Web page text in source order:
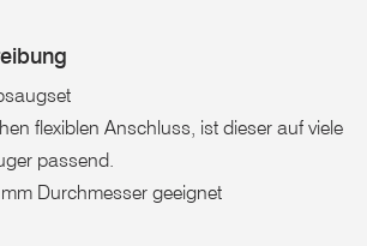
flexiblen Anschluss, ist dieser auf viele
passend.
Durchmesser geeignet